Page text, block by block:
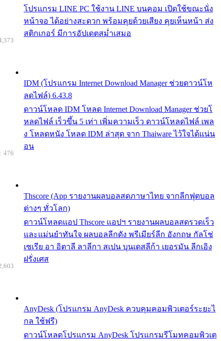
โปรแกรม LINE PC ใช้งาน LINE บนคอม เปิดใช้ขณะนั่ง
หน้าจอ ได้อย่างสะดวก พร้อมคุยด้วยเสียง คุยเห็นหน้า ส่ง
สติกเกอร์ มีการอัปเดตสม่ำเสมอ
IDM (โปรแกรม Internet Download Manager ช่วยดาวน์โห
ลดไฟล์) 6.43.8
ดาวน์โหลด IDM โหลด Internet Download Manager ช่วยโ
หลดไฟล์ เร็วขึ้น 5 เท่า เพิ่มความเร็ว ดาวน์โหลดไฟล์ เพล
ง โหลดหนัง โหลด IDM ล่าสุด จาก Thaiware ไว้ใจได้แน่น
อน
Thscore (App รายงานผลบอลสดภาษาไทย จากลีกฟุตบอล
ต่างๆ ทั่วโลก)
ดาวน์โหลดแอป Thscore แอปฯ รายงานผลบอลสดรวดเร็ว
และแม่นยำทันใจ ผลบอลลีกดัง พรีเมียร์ลีก อังกฤษ กัลโช่
เซเรีย อา อิตาลี ลาลีกา สเปน บุนเดสลีก้า เยอรมัน ลีกเอิง
ฝรั่งเศส
476
AnyDesk (โปรแกรม AnyDesk ควบคุมคอมพิวเตอร์ระยะไ
กล ใช้ฟรี)
ดาวน์โหลดโปรแกรม AnyDesk โปรแกรมรีโมทคอมพิวเต